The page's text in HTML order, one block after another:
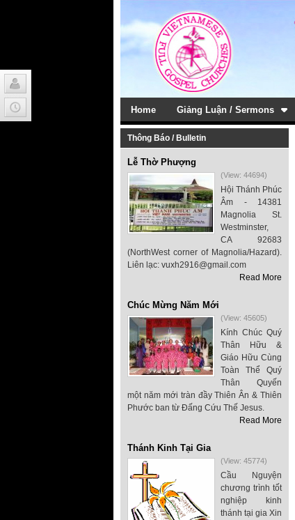
Home Giảng Luận / Sermons
Thông Báo / Bulletin
Lễ Thờ Phượng
(View: 44694)
Hội Thánh Phúc
Âm - 14381
Magnolia St.
Westminster,
CA 92683
(NorthWest corner of Magnolia/Hazard).
Liên lạc: vuxh2916@gmail.com
Read More
Chúc Mừng Năm Mới
(View: 45605)
Kính Chúc Quý
Thân Hữu &
Giáo Hữu Cùng
Toàn Thể Quý
Thân Quyến
một năm mới tràn đầy Thiên Ân & Thiên
Phước ban từ Đấng Cứu Thế Jesus.
Read More
Thánh Kinh Tại Gia
(View: 45774)
Cầu Nguyện
chương trình tốt
nghiệp kinh
thánh tại gia Xin